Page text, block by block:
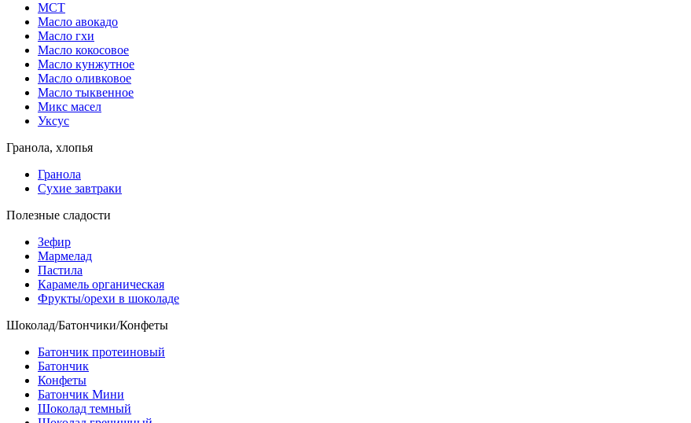
МСТ
Масло авокадо
Масло гхи
Масло кокосовое
Масло кунжутное
Масло оливковое
Масло тыквенное
Микс масел
Уксус
Гранола, хлопья
Гранола
Сухие завтраки
Полезные сладости
Зефир
Мармелад
Пастила
Карамель органическая
Фрукты/орехи в шоколаде
Шоколад/Батончики/Конфеты
Батончик протеиновый
Батончик
Конфеты
Батончик Мини
Шоколад темный